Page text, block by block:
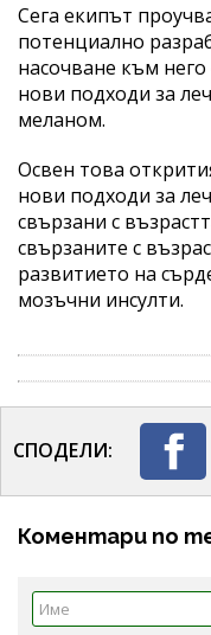
Сега екипът
потенциално
насочване към
нови подходи за
меланом.
Освен това
нови подходи за
свързани с
свързаните с
развитието на
мозъчни инсулти.
СПОДЕЛИ:
Коментари по